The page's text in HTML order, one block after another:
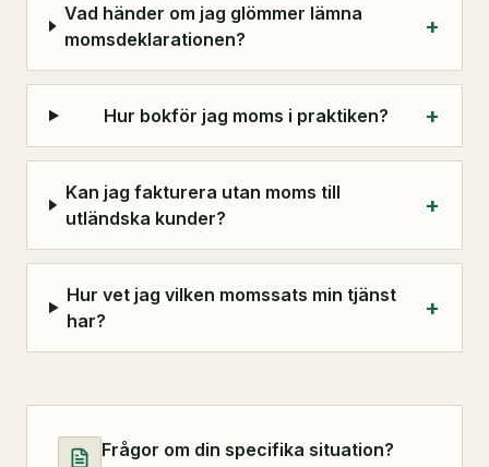
Vad händer om jag glömmer lämna
momsdeklarationen?
+
Hur bokför jag moms i praktiken? +
Kan jag fakturera utan moms till
utländska kunder?
+
Hur vet jag vilken momssats min tjänst
har?
+
Frågor om din specifika situation?